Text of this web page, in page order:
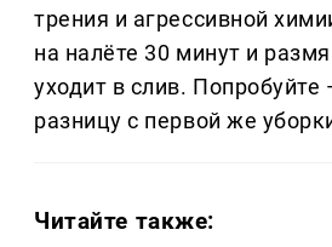
трения и агрессивной
на налёте 30 минут и
уходит в слив.
разницу с первой же
Читайте также: